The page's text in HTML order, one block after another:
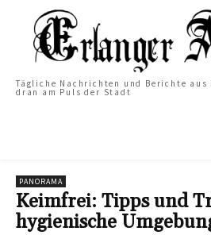
Tägliche Nachrichten und Berichte aus
dran am Puls der Stadt
PANORAMA
Keimfrei: Tipps und
hygienische